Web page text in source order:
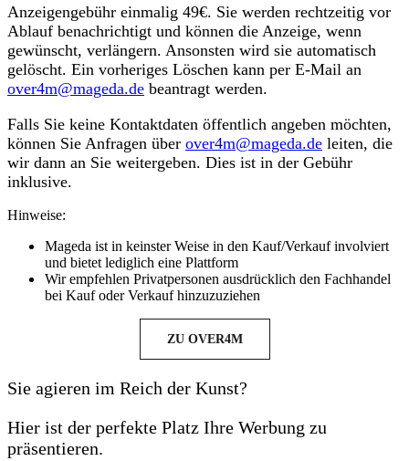
Anzeigengebühr einmalig 49€. Sie werden rechtzeitig vor
Ablauf benachrichtigt und können die Anzeige, wenn
gewünscht, verlängern. Ansonsten wird sie automatisch
gelöscht. Ein vorheriges Löschen kann per E-Mail an
over4m@mageda.de beantragt werden.
Falls Sie keine Kontaktdaten öffentlich angeben möchten,
können Sie Anfragen über over4m@mageda.de leiten, die
wir dann an Sie weitergeben. Dies ist in der Gebühr
inklusive.
Hinweise:
Mageda ist in keinster Weise in den Kauf/Verkauf involviert
und bietet lediglich eine Plattform
Wir empfehlen Privatpersonen ausdrücklich den Fachhandel
bei Kauf oder Verkauf hinzuzuziehen
ZU OVER4M
Sie agieren im Reich der Kunst?
Hier ist der perfekte Platz Ihre Werbung zu
präsentieren.